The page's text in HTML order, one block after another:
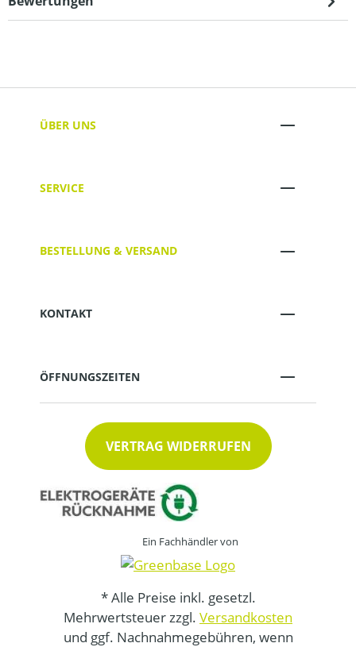
ÜBER UNS
SERVICE
BESTELLUNG & VERSAND
KONTAKT
ÖFFNUNGSZEITEN
VERTRAG WIDERRUFEN
Ein Fachhändler von
* Alle Preise inkl. gesetzl.
Mehrwertsteuer zzgl. Versandkosten
und ggf. Nachnahmegebühren, wenn